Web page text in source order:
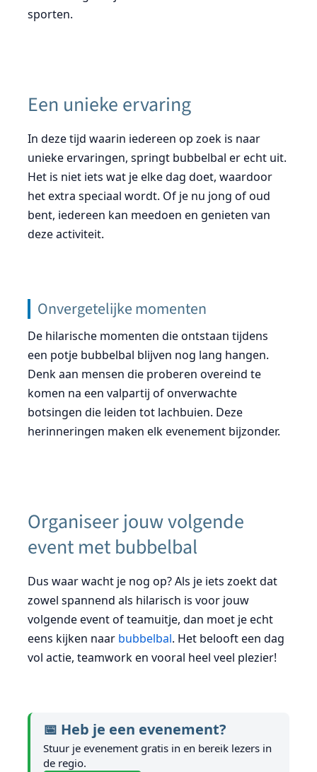
sporten.
Een unieke ervaring
In deze tijd waarin iedereen op zoek is naar
unieke ervaringen, springt bubbelbal er echt uit.
Het is niet iets wat je elke dag doet, waardoor
het extra speciaal wordt. Of je nu jong of oud
bent, iedereen kan meedoen en genieten van
deze activiteit.
Onvergetelijke momenten
De hilarische momenten die ontstaan tijdens
een potje bubbelbal blijven nog lang hangen.
Denk aan mensen die proberen overeind te
komen na een valpartij of onverwachte
botsingen die leiden tot lachbuien. Deze
herinneringen maken elk evenement bijzonder.
Organiseer jouw volgende
event met bubbelbal
Dus waar wacht je nog op? Als je iets zoekt dat
zowel spannend als hilarisch is voor jouw
volgende event of teamuitje, dan moet je echt
eens kijken naar bubbelbal. Het belooft een dag
vol actie, teamwork en vooral heel veel plezier!
📅 Heb je een evenement?
Stuur je evenement gratis in en bereik lezers in
de regio.